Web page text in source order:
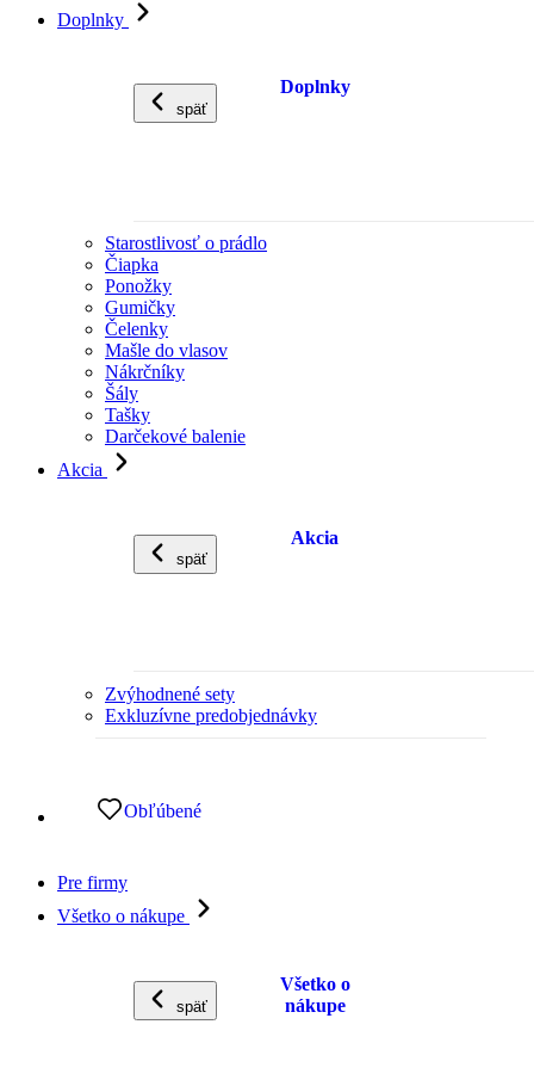
Doplnky
späť
Doplnky
Starostlivosť o prádlo
Čiapka
Ponožky
Gumičky
Čelenky
Mašle do vlasov
Nákrčníky
Šály
Tašky
Darčekové balenie
Akcia
späť
Akcia
Zvýhodnené sety
Exkluzívne predobjednávky
Obľúbené
Pre firmy
Všetko o nákupe
späť
Všetko o
nákupe